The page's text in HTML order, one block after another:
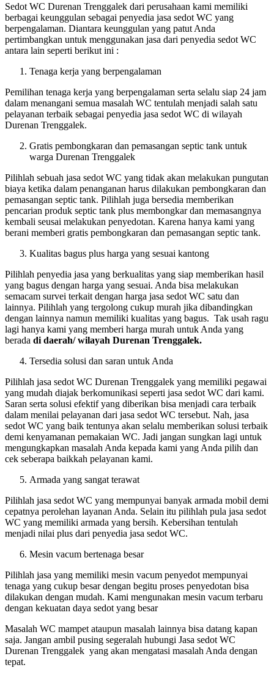
Sedot WC Durenan Trenggalek dari perusahaan kami memiliki
berbagai keunggulan sebagai penyedia jasa sedot WC yang
berpengalaman. Diantara keunggulan yang patut Anda
pertimbangkan untuk menggunakan jasa dari penyedia sedot WC
antara lain seperti berikut ini :
Tenaga kerja yang berpengalaman
Pemilihan tenaga kerja yang berpengalaman serta selalu siap 24 jam
dalam menangani semua masalah WC tentulah menjadi salah satu
pelayanan terbaik sebagai penyedia jasa sedot WC di wilayah
Durenan Trenggalek.
Gratis pembongkaran dan pemasangan septic tank untuk
warga Durenan Trenggalek
Pilihlah sebuah jasa sedot WC yang tidak akan melakukan pungutan
biaya ketika dalam penanganan harus dilakukan pembongkaran dan
pemasangan septic tank. Pilihlah juga bersedia memberikan
pencarian produk septic tank plus membongkar dan memasangnya
kembali seusai melakukan penyedotan. Karena hanya kami yang
berani memberi gratis pembongkaran dan pemasangan septic tank.
Kualitas bagus plus harga yang sesuai kantong
Pilihlah penyedia jasa yang berkualitas yang siap memberikan hasil
yang bagus dengan harga yang sesuai. Anda bisa melakukan
semacam survei terkait dengan harga jasa sedot WC satu dan
lainnya. Pilihlah yang tergolong cukup murah jika dibandingkan
dengan lainnya namun memiliki kualitas yang bagus. Tak usah ragu
lagi hanya kami yang memberi harga murah untuk Anda yang
berada di daerah/ wilayah Durenan Trenggalek.
Tersedia solusi dan saran untuk Anda
Pilihlah jasa sedot WC Durenan Trenggalek yang memiliki pegawai
yang mudah diajak berkomunikasi seperti jasa sedot WC dari kami.
Saran serta solusi efektif yang diberikan bisa menjadi cara terbaik
dalam menilai pelayanan dari jasa sedot WC tersebut. Nah, jasa
sedot WC yang baik tentunya akan selalu memberikan solusi terbaik
demi kenyamanan pemakaian WC. Jadi jangan sungkan lagi untuk
mengungkapkan masalah Anda kepada kami yang Anda pilih dan
cek seberapa baikkah pelayanan kami.
Armada yang sangat terawat
Pilihlah jasa sedot WC yang mempunyai banyak armada mobil demi
cepatnya perolehan layanan Anda. Selain itu pilihlah pula jasa sedot
WC yang memiliki armada yang bersih. Kebersihan tentulah
menjadi nilai plus dari penyedia jasa sedot WC.
Mesin vacum bertenaga besar
Pilihlah jasa yang memiliki mesin vacum penyedot mempunyai
tenaga yang cukup besar dengan begitu proses penyedotan bisa
dilakukan dengan mudah. Kami mengunakan mesin vacum terbaru
dengan kekuatan daya sedot yang besar
Masalah WC mampet ataupun masalah lainnya bisa datang kapan
saja. Jangan ambil pusing segeralah hubungi Jasa sedot WC
Durenan Trenggalek yang akan mengatasi masalah Anda dengan
tepat.